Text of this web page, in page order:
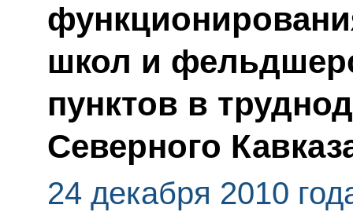
школ и
пунктов в
Северного
24 декабря 2010